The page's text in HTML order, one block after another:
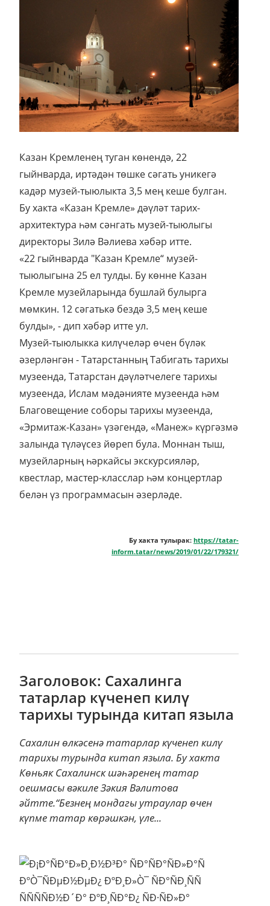
Казан Кремленең туган көнендә, 22
гыйнварда, иртәдән төшке сәгать уникегә
кадәр музей-тыюлыкта 3,5 мең кеше булган.
Бу хакта «Казан Кремле» дәүләт тарих-
архитектура һәм сәнгать музей-тыюлыгы
директоры Зилә Вәлиева хәбәр итте.
«22 гыйнварда "Казан Кремле“ музей-
тыюлыгына 25 ел тулды. Бу көнне Казан
Кремле музейларында бушлай булырга
мөмкин. 12 сәгатькә бездә 3,5 мең кеше
булды», - дип хәбәр итте ул.
Музей-тыюлыкка килүчеләр өчен бүләк
әзерләнгән - Татарстанның Табигать тарихы
музеенда, Татарстан дәүләтчелеге тарихы
музеенда, Ислам мәдәнияте музеенда һәм
Благовещение соборы тарихы музеенда,
«Эрмитаж-Казан» үзәгендә, «Манеж» күргәзмә
залында түләүсез йөреп була. Моннан тыш,
музейларның һәркайсы экскурсияләр,
квестлар, мастер-класслар һәм концертлар
белән үз программасын әзерләде.
Бу хакта тулырак: https://tatar-
inform.tatar/news/2019/01/22/179321/
Заголовок: Сахалинга
татарлар күченеп килү
тарихы турында китап языла
Сахалин өлкәсенә татарлар күченеп килү
тарихы турында китап языла. Бу хакта
Көньяк Сахалинск шәһәренең татар
оешмасы вәкиле Зәкия Вәлитова
әйтте.“Безнең мондагы утраулар өчен
күпме татар көрәшкән, үле...